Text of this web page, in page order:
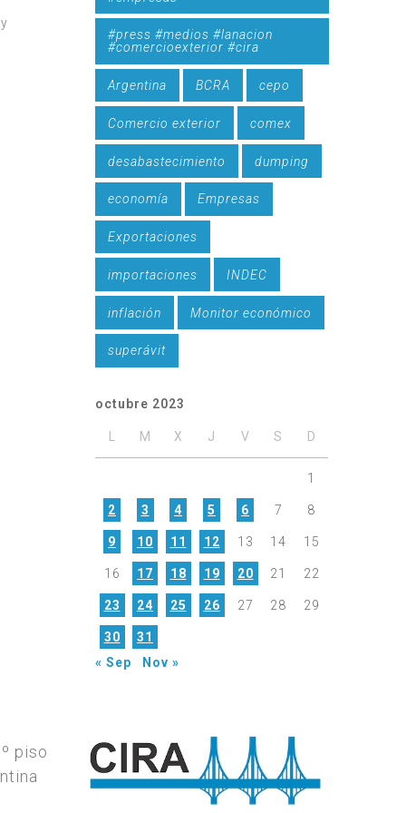
#press #medios #lanacion
#comercioexterior #cira
Argentina BCRA cepo
Comercio exterior comex
desabastecimiento dumping
economía Empresas
Exportaciones
importaciones INDEC
inflación Monitor económico
superávit
octubre 2023
L M X J V S D
1
2 3 4 5 6 7 8
9 10 11 12 13 14 15
16 17 18 19 20 21 22
23 24 25 26 27 28 29
30
31
« Sep
Nov »
piso